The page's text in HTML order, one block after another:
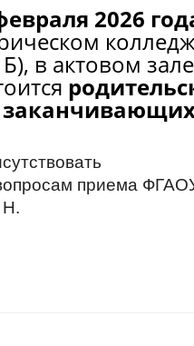
2026
в актовом
приема
Н.